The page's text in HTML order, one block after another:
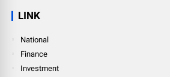
LINK
National
Finance
Investment